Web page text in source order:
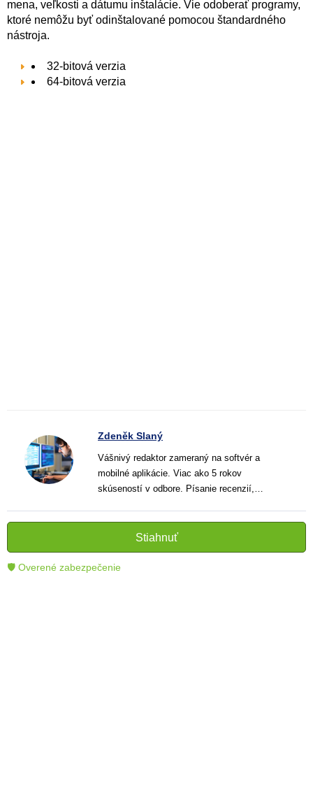
mena, veľkosti a dátumu inštalácie. Vie odoberať programy,
ktoré nemôžu byť odinštalované pomocou štandardného
nástroja.
32-bitová verzia
64-bitová verzia
Zdeněk Slaný
Vášnivý redaktor zameraný na softvér a
mobilné aplikácie. Viac ako 5 rokov
skúseností v odbore. Písanie recenzií,
informatívnych textov, ktoré pomáhajú
čitateľom lepšie porozumieť a využiť moderné
technológie.
Stiahnuť
🛡 Overené zabezpečenie